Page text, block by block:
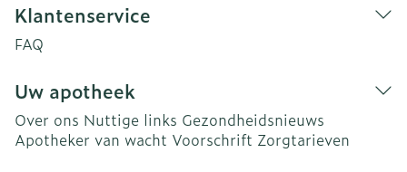
Klantenservice
FAQ
Uw apotheek
Over ons Nuttige links Gezondheidsnieuws
Apotheker van wacht Voorschrift Zorgtarieven